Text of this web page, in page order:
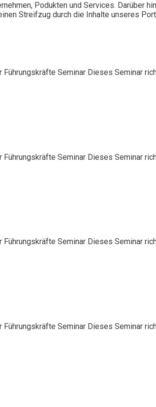
Podukten und Services. Darüber
Streifzug durch die Inhalte unseres
Seminar Dieses Seminar
Seminar Dieses Seminar
Seminar Dieses Seminar
Seminar Dieses Seminar